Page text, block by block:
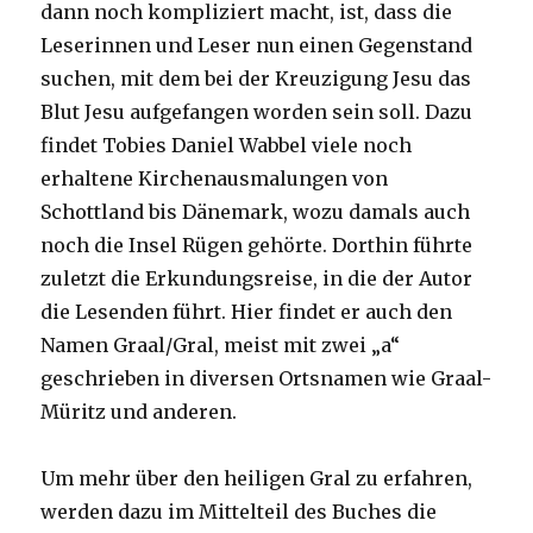
dann noch kompliziert macht, ist, dass die
Leserinnen und Leser nun einen Gegenstand
suchen, mit dem bei der Kreuzigung Jesu das
Blut Jesu aufgefangen worden sein soll. Dazu
findet Tobies Daniel Wabbel viele noch
erhaltene Kirchenausmalungen von
Schottland bis Dänemark, wozu damals auch
noch die Insel Rügen gehörte. Dorthin führte
zuletzt die Erkundungsreise, in die der Autor
die Lesenden führt. Hier findet er auch den
Namen Graal/Gral, meist mit zwei „a“
geschrieben in diversen Ortsnamen wie Graal-
Müritz und anderen.
Um mehr über den heiligen Gral zu erfahren,
werden dazu im Mittelteil des Buches die